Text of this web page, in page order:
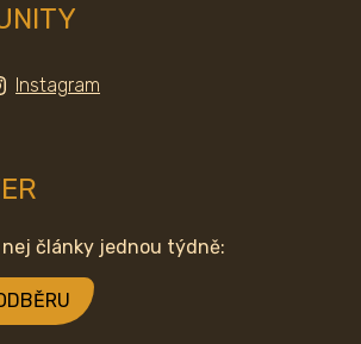
Instagram
články jednou týdně: